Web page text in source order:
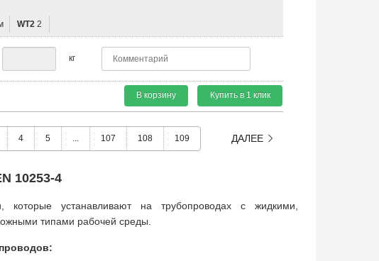
WT2 2
кг
В корзину Купить в 1 клик
4 5 ... 107 108 109 ДАЛЕЕ
10253-4
устанавливают на трубопроводах с жидкими,
типами рабочей среды.